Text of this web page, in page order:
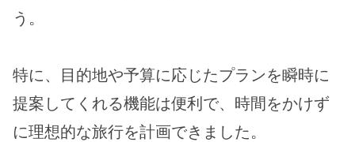
う。
特に、目的地や予算に応じたプランを瞬時に
提案してくれる機能は便利で、時間をかけず
に理想的な旅行を計画できました。